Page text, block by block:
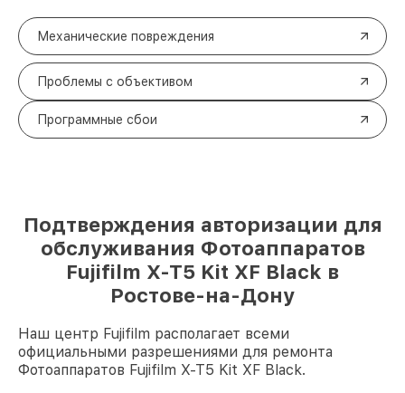
Механические повреждения
Проблемы с объективом
Программные сбои
Подтверждения авторизации для
обслуживания Фотоаппаратов
Fujifilm X-T5 Kit XF Black в
Ростове-на-Дону
Наш центр Fujifilm располагает всеми
официальными разрешениями для ремонта
Фотоаппаратов Fujifilm X-T5 Kit XF Black.